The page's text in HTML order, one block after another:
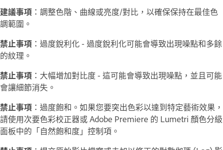
建議事項 ：調整色階、曲線或亮度/對比，以確保保持在最佳色
調範圍。
禁止事項 ：過度銳利化 - 過度銳利化可能會導致出現噪點和多餘
的紋理。
禁止事項 ：大幅增加對比度 - 這可能會導致出現噪點，並且可能
會讓細節消失。
禁止事項 ：過度飽和。如果您要突出色彩以達到特定藝術效果，
請使用次要色彩校正器或 Adobe Premiere 的 Lumetri 顏色分級
面板中的「自然飽和度」控制項。